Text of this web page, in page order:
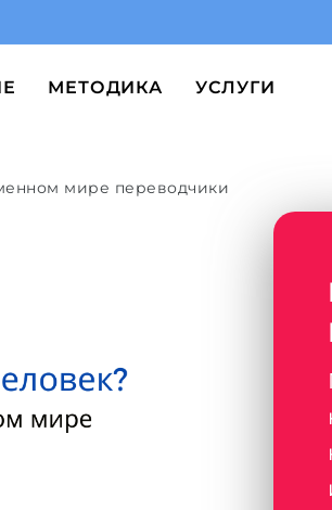
МЕТОДИКА УСЛУГИ
мире переводчики